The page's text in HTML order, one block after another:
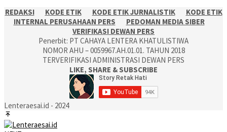
REDAKSI
KODE ETIK KODE ETIK JURNALISTIK
KODE ETIK
INTERNAL PERUSAHAAN PERS
PEDOMAN MEDIA SIBER
VERIFIKASI DEWAN PERS
Penerbit: PT CAHAYA LENTERA KHATULISTIWA
NOMOR AHU – 0059967.AH.01.01. TAHUN 2018
TERVERIFIKASI ADMINISTRASI DEWAN PERS
LIKE, SHARE & SUBSCRIBE
Lenteraesai.id - 2024